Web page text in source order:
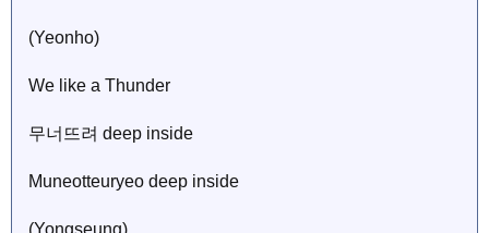
(Yeonho)
We like a Thunder
무너뜨려 deep inside
Muneotteuryeo deep inside
(Yongseung)